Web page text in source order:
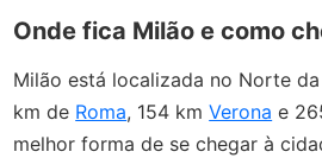
Onde fica Milão e como
Milão está localizada no Norte
km de Roma, 154 kmVerona e
melhor forma de se chegar à